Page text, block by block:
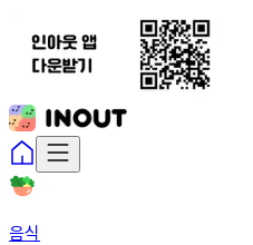
음식